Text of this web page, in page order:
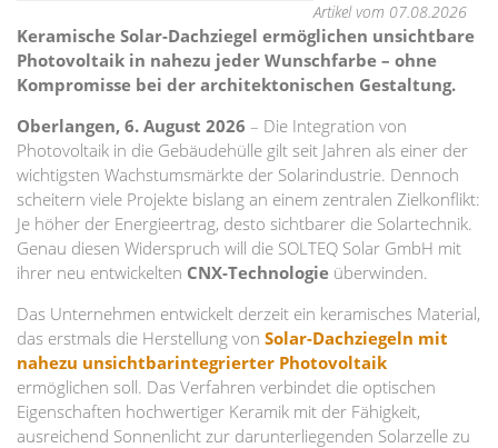
Artikel vom 07.08.2026
Keramische Solar-Dachziegel ermöglichen unsichtbare
Photovoltaik in nahezu jeder Wunschfarbe – ohne
Kompromisse bei der architektonischen Gestaltung.
Oberlangen, 6. August 2026 – Die Integration von
Photovoltaik in die Gebäudehülle gilt seit Jahren als einer der
wichtigsten Wachstumsmärkte der Solarindustrie. Dennoch
scheitern viele Projekte bislang an einem zentralen Zielkonflikt:
Je höher der Energieertrag, desto sichtbarer die Solartechnik.
Genau diesen Widerspruch will die SOLTEQ Solar GmbH mit
ihrer neu entwickelten CNX-Technologie überwinden.
Das Unternehmen entwickelt derzeit ein keramisches Material,
das erstmals die Herstellung von Solar-Dachziegeln mit
nahezu unsichtbarintegrierter Photovoltaik
ermöglichen soll. Das Verfahren verbindet die optischen
Eigenschaften hochwertiger Keramik mit der Fähigkeit,
ausreichend Sonnenlicht zur darunterliegenden Solarzelle zu